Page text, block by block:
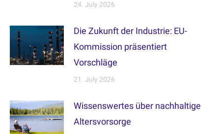
24. July 2026
Die Zukunft der Industrie: EU-
Kommission präsentiert
Vorschläge
21. July 2026
Wissenswertes über nachhaltige
Altersvorsorge